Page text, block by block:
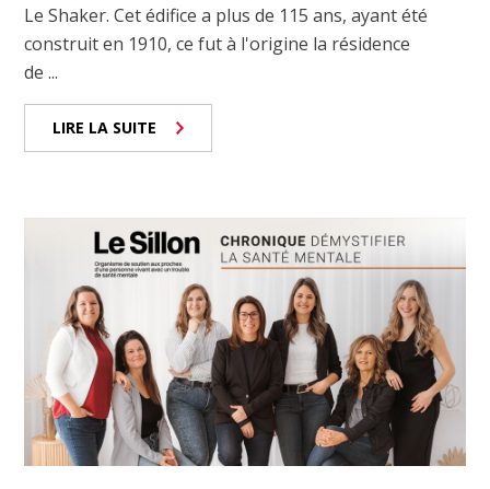
Le Shaker. Cet édifice a plus de 115 ans, ayant été
construit en 1910, ce fut à l'origine la résidence
de ...
LIRE LA SUITE